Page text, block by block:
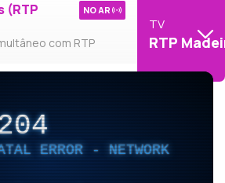
(RTP
com RTP
NO AR
TV
RTP
ERROR - NETWORK